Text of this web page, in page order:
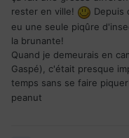
rester en ville!
Depuis
eu une seule piqûre
la brunante!
Quand je demeurais en
Gaspé), c'était presque
temps sans se faire
peanut